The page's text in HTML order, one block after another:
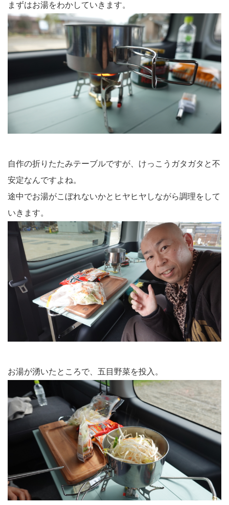
まずはお湯をわかしていきます。
自作の折りたたみテーブルですが、けっこうガタガタと不
安定なんですよね。
途中でお湯がこぼれないかとヒヤヒヤしながら調理をして
いきます。
お湯が湧いたところで、五目野菜を投入。